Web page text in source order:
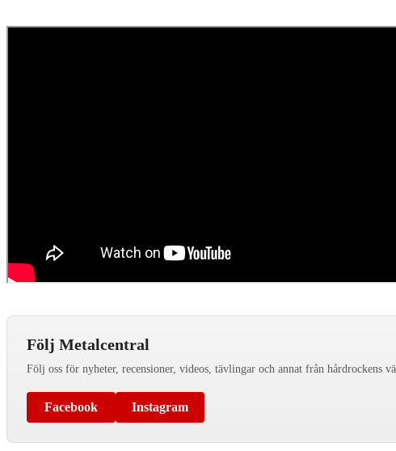
Följ Metalcentral
Följ oss för nyheter, recensioner, videos, tävlingar och annat från hårdrockens
Facebook Instagram